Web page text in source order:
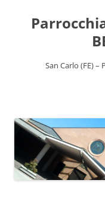
contenuto
San Carlo (FE) –